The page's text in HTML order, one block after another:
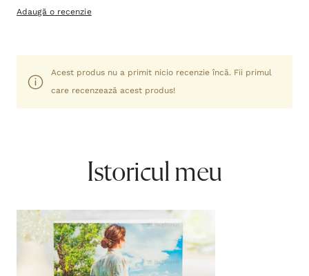
Adaugă o recenzie
Acest produs nu a primit nicio recenzie încă. Fii primul
care recenzează acest produs!
Istoricul meu